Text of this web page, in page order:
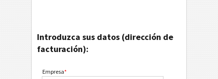
Introduzca sus datos (dirección de
facturación):
Empresa*